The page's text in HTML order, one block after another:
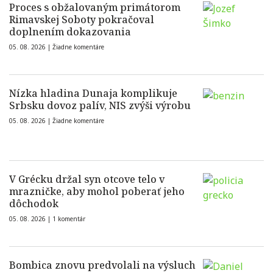
Proces s obžalovaným primátorom
Rimavskej Soboty pokračoval
doplnením dokazovania
05. 08. 2026 | Žiadne komentáre
Nízka hladina Dunaja komplikuje
Srbsku dovoz palív, NIS zvýši výrobu
05. 08. 2026 | Žiadne komentáre
V Grécku držal syn otcove telo v
mrazničke, aby mohol poberať jeho
dôchodok
05. 08. 2026 | 1 komentár
Bombica znovu predvolali na výsluch